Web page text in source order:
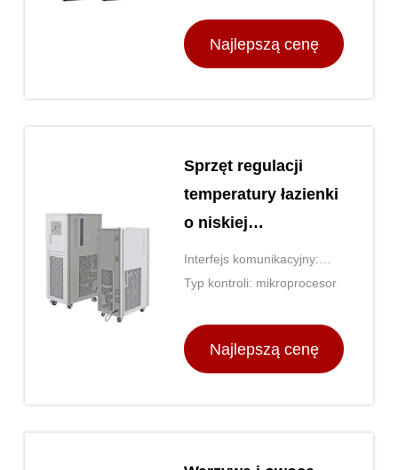
Najlepszą cenę
Sprzęt regulacji
temperatury łazienki
o niskiej
temperaturze
Interfejs komunikacyjny:
USB
Typ kontroli: mikroprocesor
Najlepszą cenę